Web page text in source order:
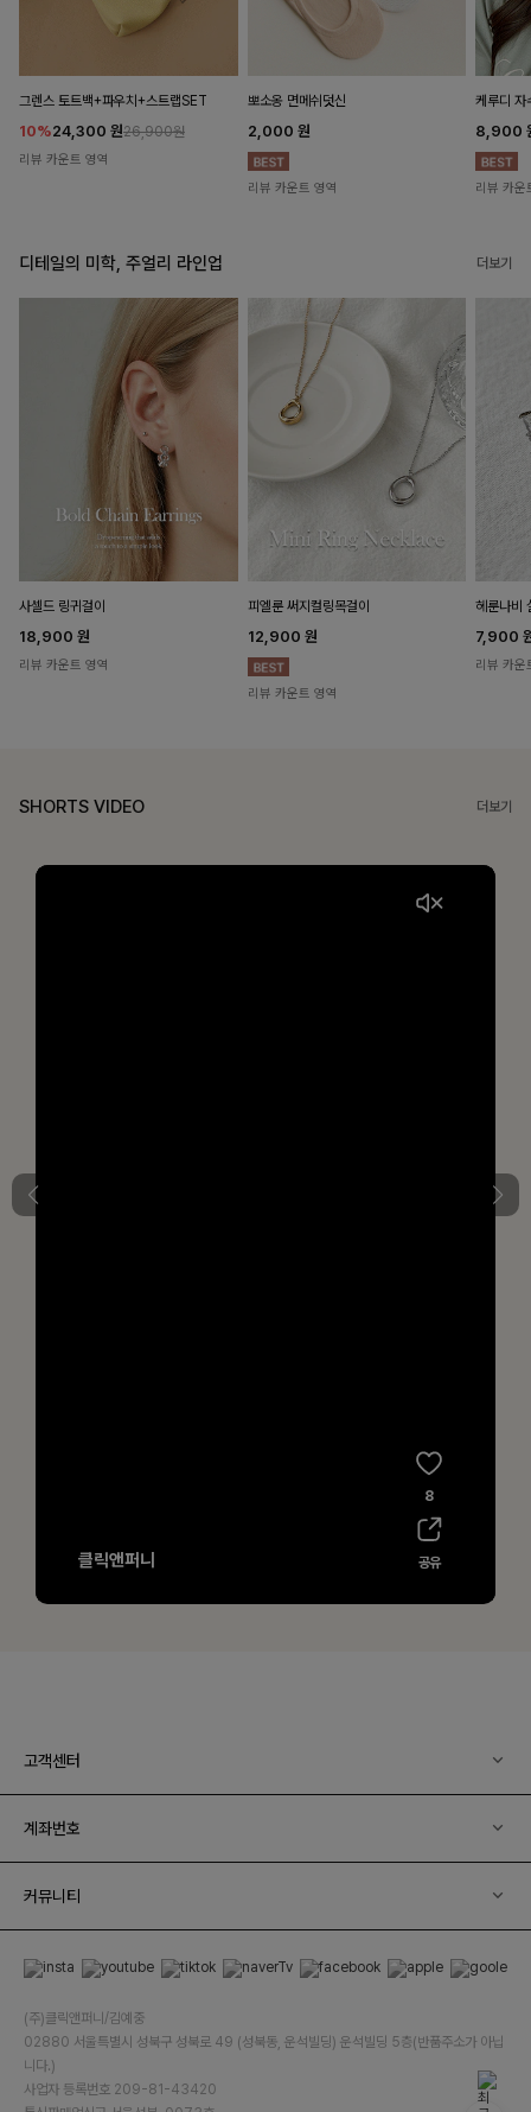
그렌스 토트백+파우치+스트랩SET
10%24,300 원26,900원
리뷰 카운트 영역
뽀소옹 면메쉬덧신
2,000 원
리뷰 카운트 영역
케루디 자
8,900
리뷰 카운
디테일의 미학, 주얼리 라인업 더보기
사셀드 링귀걸이
18,900 원
리뷰 카운트 영역
피엘룬 써지컬링목걸이
12,900 원
리뷰 카운트 영역
헤룬나비
7,900
리뷰 카운
SHORTS VIDEO 더보기
고객센터
계좌번호
커뮤니티
(주)클릭앤퍼니/김예중
02880 서울특별시 성북구 성북로 49 (성북동, 운석빌딩) 운석빌딩 5층(반품주소가 아닙
니다.)
사업자 등록번호 209-81-43420